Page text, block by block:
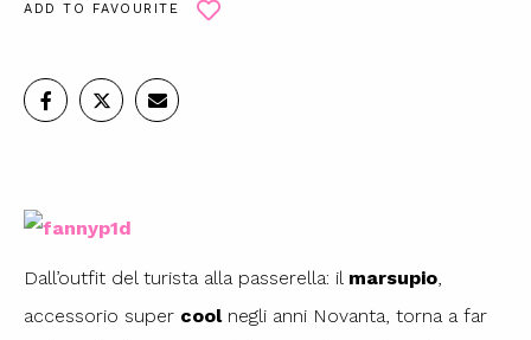
ADD TO FAVOURITE
Dall’outfit del turista alla passerella: il marsupio,
accessorio super coolnegli anni Novanta, torna a far